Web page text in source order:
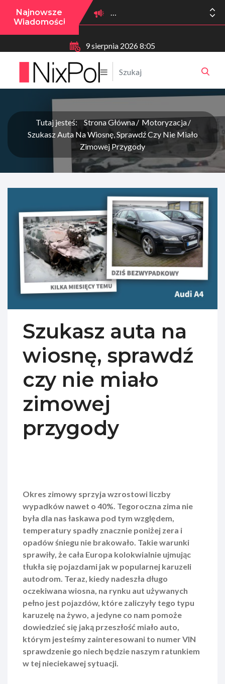
Najnowsze
Wiadomości
9 sierpnia 2026 8:05
Tutaj jesteś: Strona Główna
Motoryzacja
Szukasz Auta Na Wiosnę, Sprawdź Czy Nie Miało
Zimowej Przygody
Szukasz auta na
wiosnę, sprawdź
czy nie miało
zimowej
przygody
Okres zimowy sprzyja wzrostowi liczby
wypadków nawet o 40%. Tegoroczna zima nie
była dla nas łaskawa pod tym względem,
temperatury spadły znacznie poniżej zera i
opadów śniegu nie brakowało. Takie warunki
sprawiły, że cała Europa kolokwialnie ujmując
tłukła się pojazdami jak w popularnej karuzeli
autodrom. Teraz, kiedy nadeszła długo
oczekiwana wiosna, na rynku aut używanych
pełno jest pojazdów, które zaliczyły tego typu
karuzelę na żywo, a jedyne co nam pomoże
dowiedzieć się jaką przeszłość miało auto,
którym jesteśmy zainteresowani to numer VIN
sprawdzenie go niech będzie naszym ratunkiem
w tej nieciekawej sytuacji.